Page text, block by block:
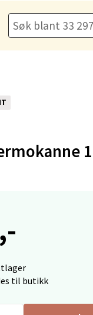
til butikk